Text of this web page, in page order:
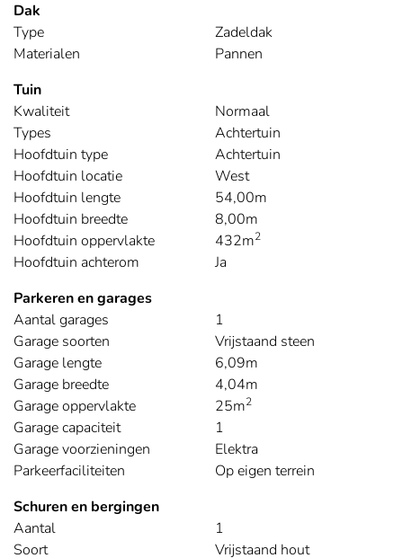
Dak
Type
Zadeldak
Materialen
Pannen
Tuin
Kwaliteit
Normaal
Types
Achtertuin
Hoofdtuin type
Achtertuin
Hoofdtuin locatie
West
Hoofdtuin lengte
54,00m
Hoofdtuin breedte
8,00m
Hoofdtuin oppervlakte
432m2
Hoofdtuin achterom
Ja
Parkeren en garages
Aantal garages
1
Garage soorten
Vrijstaand steen
Garage lengte
6,09m
Garage breedte
4,04m
Garage oppervlakte
25m2
Garage capaciteit
1
Garage voorzieningen
Elektra
Parkeerfaciliteiten
Op eigen terrein
Schuren en bergingen
Aantal
1
Soort
Vrijstaand hout